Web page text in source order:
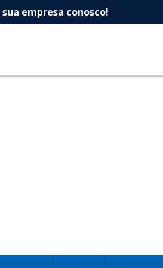
empresa conosco!